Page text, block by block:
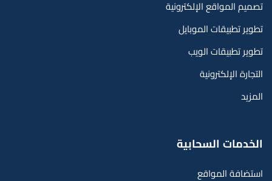
تصميم المواقع الإلكترونية
تطوير تطبيقات الموبايل
تطوير تطبيقات الويب
التجارة الإلكترونية
المزيد
الخدمات السحابية
استضافة المواقع